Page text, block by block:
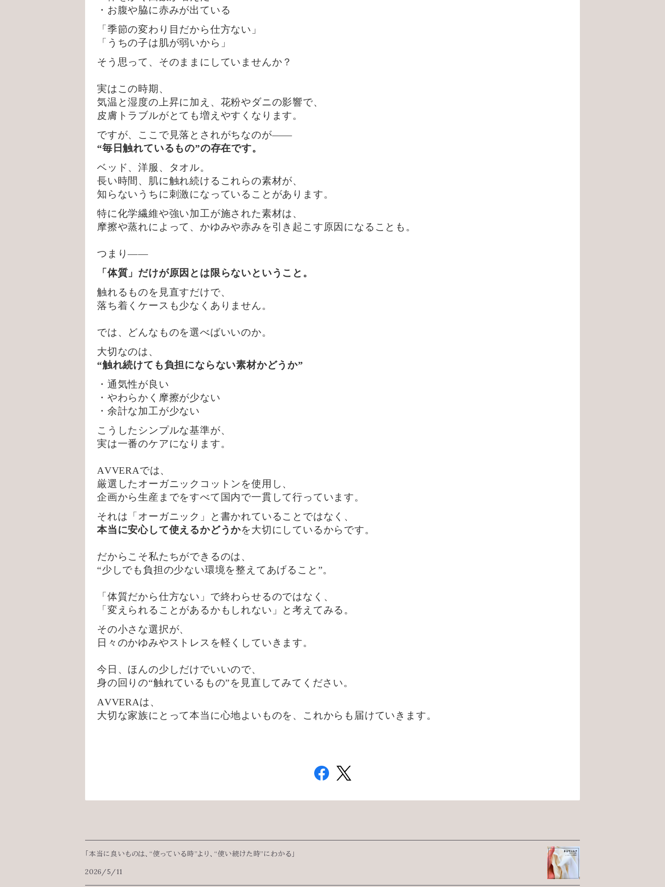
・お腹や脇に赤みが出ている
「季節の変わり目だから仕方ない」
「うちの子は肌が弱いから」
そう思って、そのままにしていませんか？
実はこの時期、
気温と湿度の上昇に加え、花粉やダニの影響で、
皮膚トラブルがとても増えやすくなります。
ですが、ここで見落とされがちなのが——
“毎日触れているもの”の存在です。
ベッド、洋服、タオル。
長い時間、肌に触れ続けるこれらの素材が、
知らないうちに刺激になっていることがあります。
特に化学繊維や強い加工が施された素材は、
摩擦や蒸れによって、かゆみや赤みを引き起こす原因になることも。
つまり——
「体質」だけが原因とは限らないということ。
触れるものを見直すだけで、
落ち着くケースも少なくありません。
では、どんなものを選べばいいのか。
大切なのは、
“触れ続けても負担にならない素材かどうか”
・通気性が良い
・やわらかく摩擦が少ない
・余計な加工が少ない
こうしたシンプルな基準が、
実は一番のケアになります。
AVVERAでは、
厳選したオーガニックコットンを使用し、
企画から生産までをすべて国内で一貫して行っています。
それは「オーガニック」と書かれていることではなく、
本当に安心して使えるかどうかを大切にしているからです。
だからこそ私たちができるのは、
“少しでも負担の少ない環境を整えてあげること”。
「体質だから仕方ない」で終わらせるのではなく、
「変えられることがあるかもしれない」と考えてみる。
その小さな選択が、
日々のかゆみやストレスを軽くしていきます。
今日、ほんの少しだけでいいので、
身の回りの“触れているもの”を見直してみてください。
AVVERAは、
大切な家族にとって本当に心地よいものを、これからも届けていきます。
「本当に良いものは、“使っている時”より、“使い続けた時”にわかる」
2026/5/11